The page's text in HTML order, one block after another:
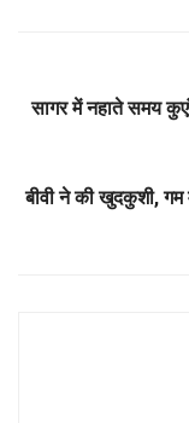
सागर में नहाते समय कुएं
बीवी ने की खुदकुशी, गम